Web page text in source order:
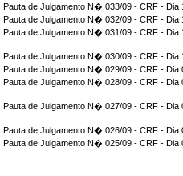
Pauta de Julgamento N� 033/09 - CRF - Dia
Pauta de Julgamento N� 032/09 - CRF - Dia
Pauta de Julgamento N� 031/09 - CRF - Dia
Pauta de Julgamento N� 030/09 - CRF - Dia
Pauta de Julgamento N� 029/09 - CRF - Dia
Pauta de Julgamento N� 028/09 - CRF - Dia
Pauta de Julgamento N� 027/09 - CRF - Dia
Pauta de Julgamento N� 026/09 - CRF - Dia
Pauta de Julgamento N� 025/09 - CRF - Dia